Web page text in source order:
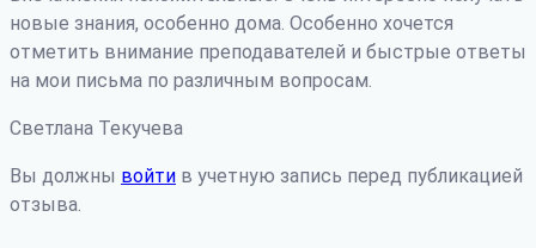
новые знания, особенно дома. Особенно хочется
отметить внимание преподавателей и быстрые ответы
на мои письма по различным вопросам.
Светлана Текучева
Вы должны войти в учетную запись перед публикацией
отзыва.